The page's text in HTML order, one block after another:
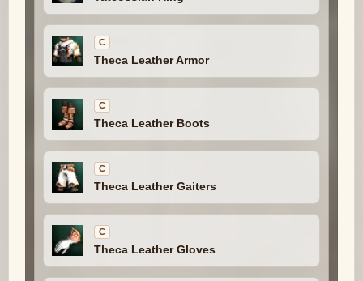
C
Theca Leather Armor
C
Theca Leather Boots
C
Theca Leather Gaiters
C
Theca Leather Gloves